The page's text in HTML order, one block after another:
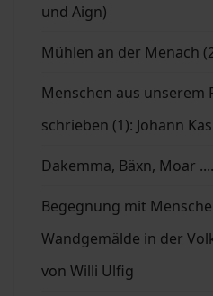
und Aign)
Mühlen an der Menach
Menschen aus unserem
schrieben (1): Johann
Dakemma, Bäxn, Moar ....
Begegnung mit
Wandgemälde in der
von Willi Ulfig